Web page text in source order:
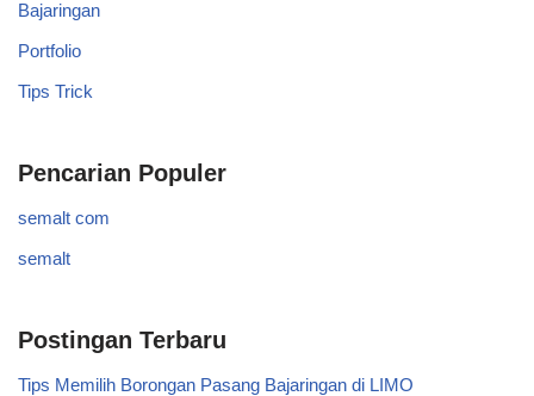
Bajaringan
Portfolio
Tips Trick
Pencarian Populer
semalt com
semalt
Postingan Terbaru
Tips Memilih Borongan Pasang Bajaringan di LIMO